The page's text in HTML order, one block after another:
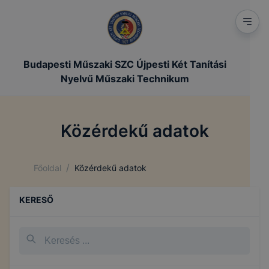
Budapesti Műszaki SZC Újpesti Két Tanítási
Nyelvű Műszaki Technikum
Közérdekű adatok
Főoldal / Közérdekű adatok
KERESŐ